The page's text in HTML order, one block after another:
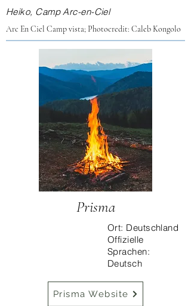
Heiko, Camp Arc-en-Ciel
Arc En Ciel Camp vista; Photocredit: Caleb Kongolo
Prisma
Ort: Deutschland
Offizielle
Sprachen:
Deutsch
Prisma Website